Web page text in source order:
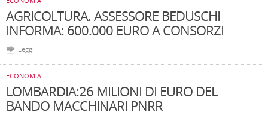
AGRICOLTURA. ASSESSORE BEDUSCHI
INFORMA: 600.000 EURO A CONSORZI
Leggi
ECONOMIA
LOMBARDIA:26 MILIONI DI EURO DEL
BANDO MACCHINARI PNRR